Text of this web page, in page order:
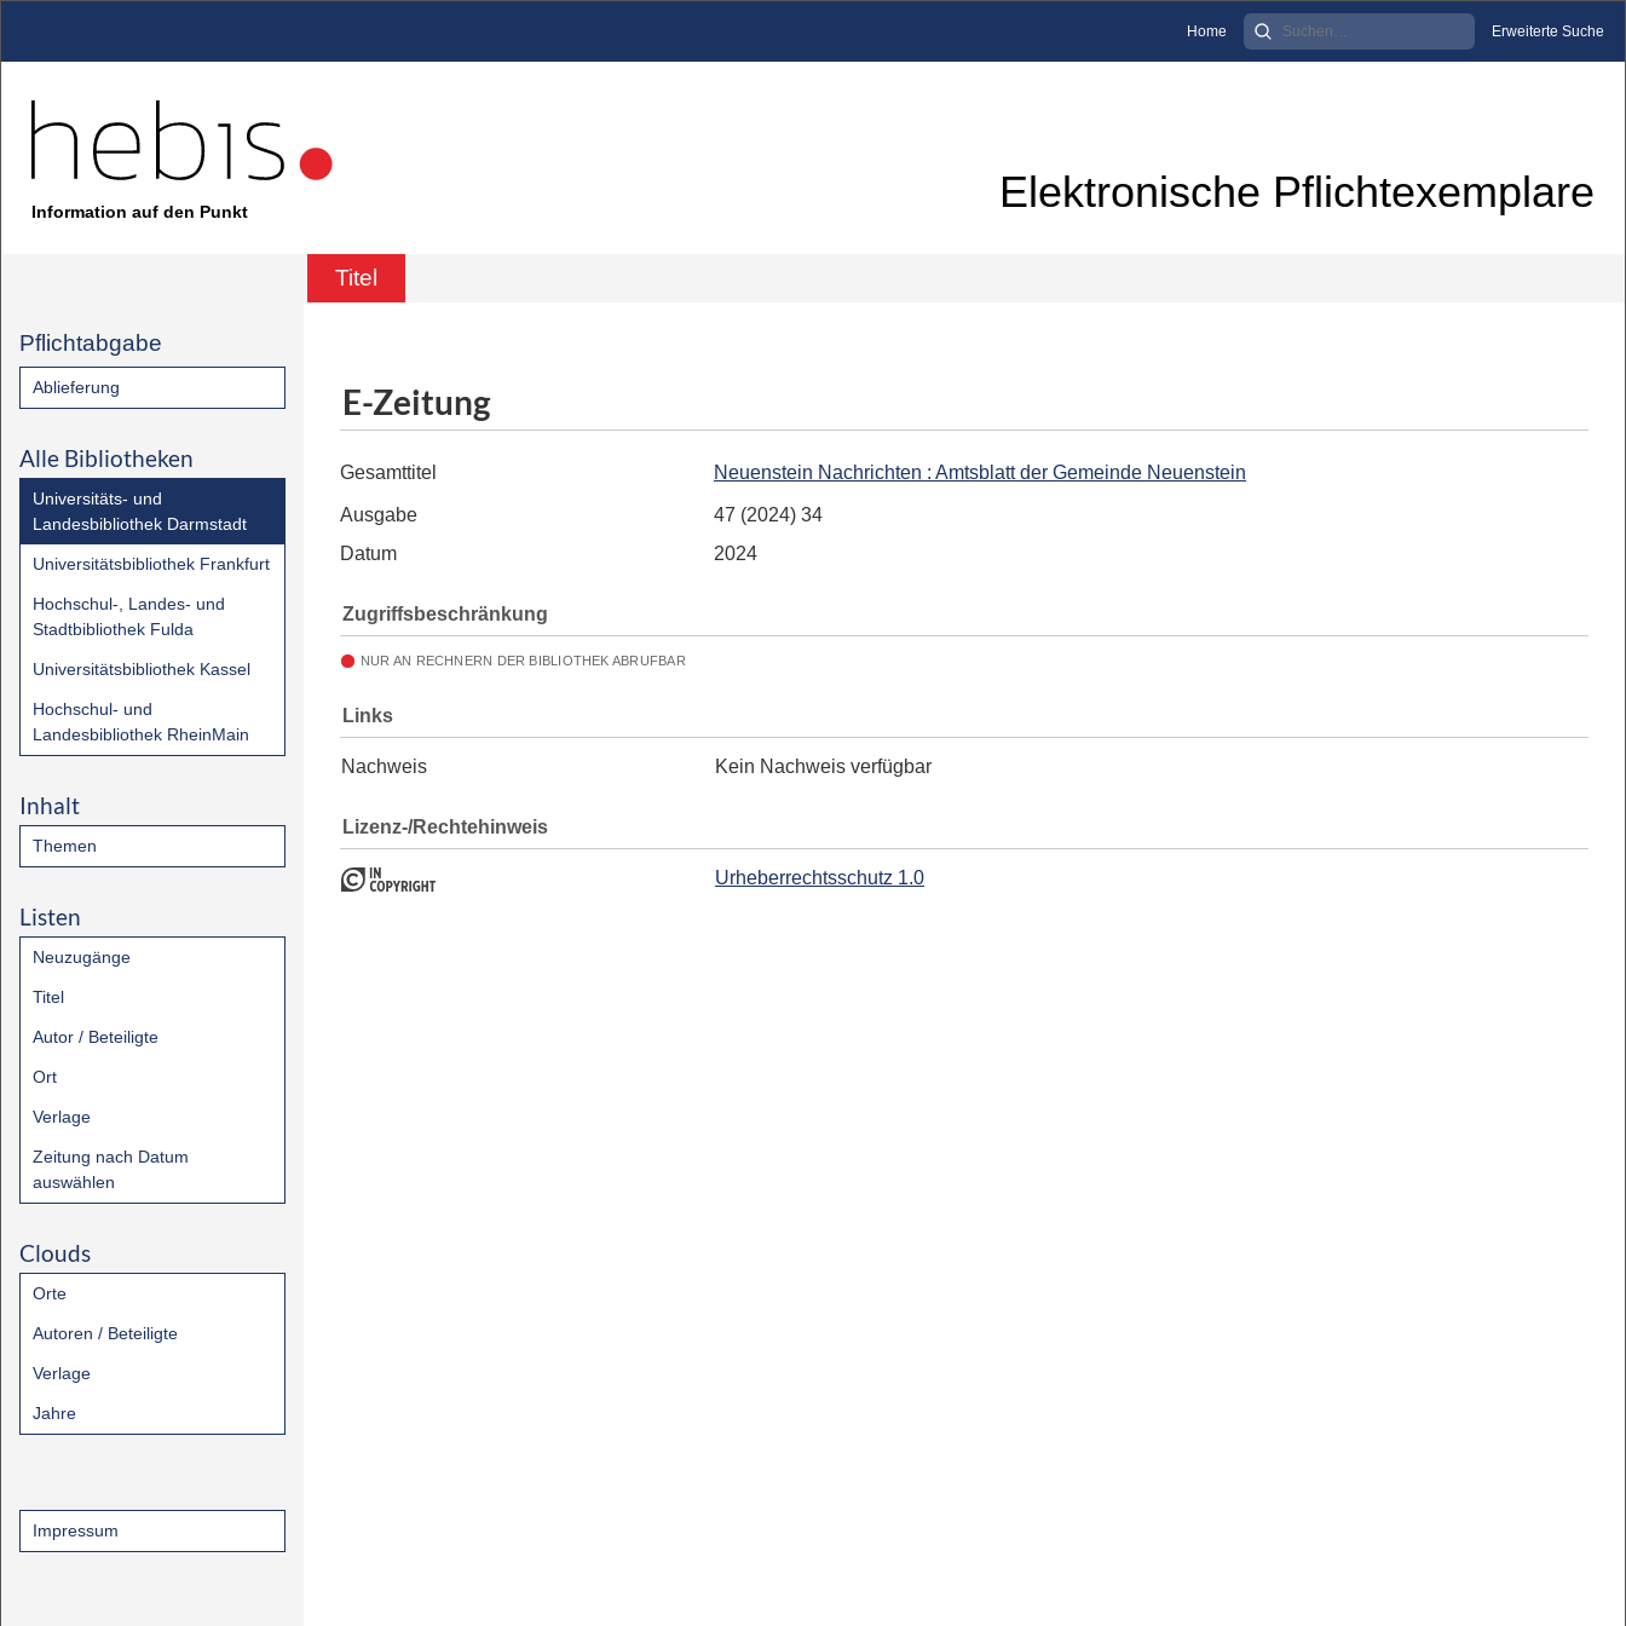
Home Erweiterte Suche
Information auf den Punkt Elektronische Pflichtexemplare
Titel
Pflichtabgabe
Ablieferung
Alle Bibliotheken
Universitäts- und
Landesbibliothek Darmstadt
Universitätsbibliothek Frankfurt
Hochschul-, Landes- und
Stadtbibliothek Fulda
Universitätsbibliothek Kassel
Hochschul- und
Landesbibliothek RheinMain
Inhalt
Themen
Listen
Neuzugänge
Titel
Autor / Beteiligte
Ort
Verlage
Zeitung nach Datum
auswählen
Clouds
Orte
Autoren / Beteiligte
Verlage
Jahre
Impressum
E-Zeitung
Gesamttitel Neuenstein Nachrichten : Amtsblatt der Gemeinde Neuenstein
Ausgabe
47 (2024) 34
Datum
2024
Zugriffsbeschränkung
NUR AN RECHNERN DER BIBLIOTHEK ABRUFBAR
Links
Nachweis Kein Nachweis verfügbar
Lizenz-/Rechtehinweis
Urheberrechtsschutz 1.0